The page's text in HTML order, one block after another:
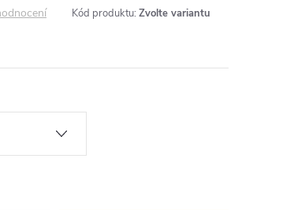
Kód produktu: Zvolte variantu